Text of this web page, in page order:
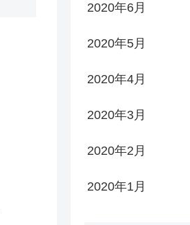
2020年6月
2020年5月
2020年4月
2020年3月
2020年2月
2020年1月